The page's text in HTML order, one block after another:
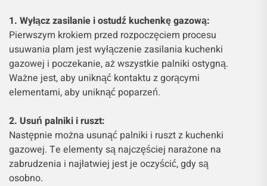
1. Wyłącz zasilanie i ostudź kuchenkę gazową:
Pierwszym krokiem przed rozpoczęciem procesu
usuwania plam jest wyłączenie zasilania kuchenki
gazowej i poczekanie, aż wszystkie palniki ostygną.
Ważne jest, aby uniknąć kontaktu z gorącymi
elementami, aby uniknąć poparzeń.
2. Usuń palniki i ruszt:
Następnie można usunąć palniki i ruszt z kuchenki
gazowej. Te elementy są najczęściej narażone na
zabrudzenia i najłatwiej jest je oczyścić, gdy są
osobno.